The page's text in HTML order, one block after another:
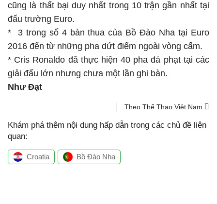
cũng là thất bại duy nhất trong 10 trận gần nhất tại
đấu trường Euro.
* 3 trong số 4 bàn thua của Bồ Đào Nha tại Euro
2016 đến từ những pha dứt điểm ngoài vòng cấm.
* Cris Ronaldo đã thực hiện 40 pha đá phạt tại các
giải đấu lớn nhưng chưa một lần ghi bàn.
Như Đạt
Theo Thể Thao Việt Nam
Khám phá thêm nội dung hấp dẫn trong các chủ đề liên
quan:
Croatia Bồ Đào Nha